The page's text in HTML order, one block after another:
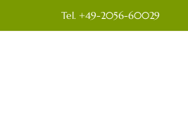
Tel. +49-2056-60029